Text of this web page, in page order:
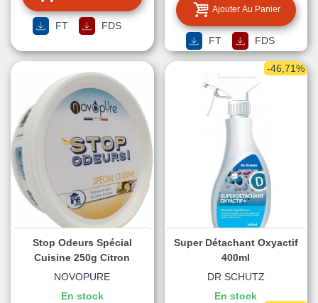
FT FDS
Ajouter Au Panier
FT FDS
Stop Odeurs Spécial
Cuisine 250g Citron
NOVOPURE
En stock
-46,71%
Super Détachant Oxyactif
400ml
DR SCHUTZ
En stock